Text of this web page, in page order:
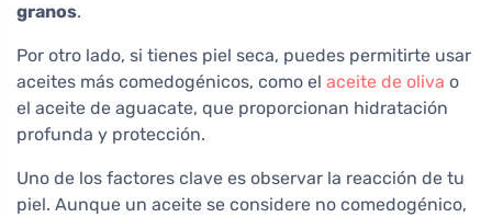
granos.
Por otro lado, si tienes piel seca, puedes permitirte usar
aceites más comedogénicos, como el aceite de oliva o
el aceite de aguacate, que proporcionan hidratación
profunda y protección.
Uno de los factores clave es observar la reacción de tu
piel. Aunque un aceite se considere no comedogénico,